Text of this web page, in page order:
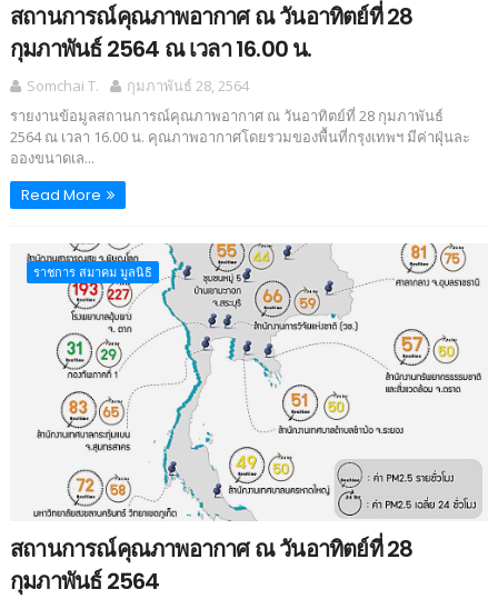
สถานการณ์คุณภาพอากาศ ณ วันอาทิตย์ที่ 28
กุมภาพันธ์ 2564 ณ เวลา 16.00 น.
Somchai T.
กุมภาพันธ์ 28, 2564
รายงานข้อมูลสถานการณ์คุณภาพอากาศ ณ วันอาทิตย์ที่ 28 กุมภาพันธ์
2564 ณ เวลา 16.00 น. คุณภาพอากาศโดยรวมของพื้นที่กรุงเทพฯ มีค่าฝุ่นละ
อองขนาดเล...
Read More
ราชการ สมาคม มูลนิธิ
สถานการณ์คุณภาพอากาศ ณ วันอาทิตย์ที่ 28
กุมภาพันธ์ 2564